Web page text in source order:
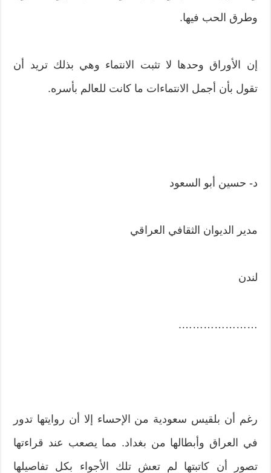
وطرق الحب فيها.
إن الأوراق وحدها لا تثبت الانتماء وهي بذلك تريد أن
تقول بأن أجمل الانتماءات ما كانت للعالم بأسره.
د- حسين أبو السعود
مدير الديوان الثقافي العراقي
لندن
………………….
رغم أن بلقيس سعودية من الإحساء إلا أن روايتها تدور
في العراق وأبطالها من بغداد. مما يصعب عند قراءتها
تصور أن كاتبتها لم تعش تلك الأجواء بكل تفاصيلها